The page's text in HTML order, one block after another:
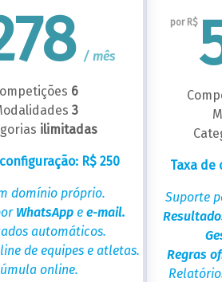
/ mês
6
3
ilimitadas
R$ 250
domínio próprio.
WhatsAppe e-mail.
automáticos.
de equipes e atletas.
online.
por R$
Taxa de
Suporte
Regras